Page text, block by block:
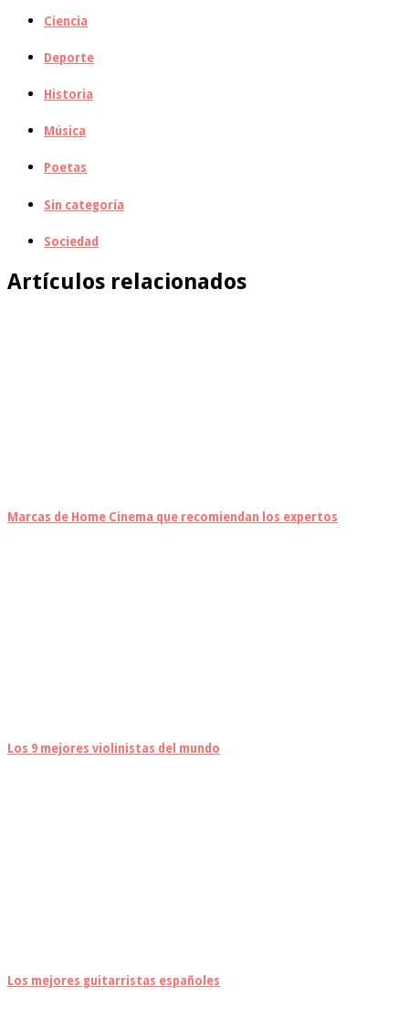
Ciencia
Deporte
Historia
Música
Poetas
Sin categoría
Sociedad
Artículos relacionados
Marcas de Home Cinema que recomiendan los expertos
Los 9 mejores violinistas del mundo
Los mejores guitarristas españoles